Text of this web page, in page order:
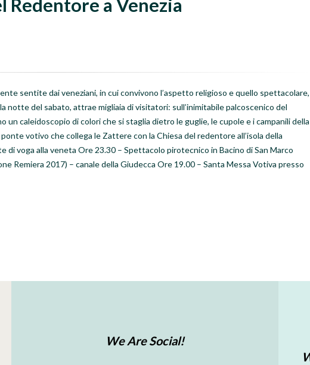
Redentore a Venezia
sentite dai veneziani, in cui convivono l’aspetto religioso e quello spettacolare,
notte del sabato, attrae migliaia di visitatori: sull’inimitabile palcoscenico del
un caleidoscopio di colori che si staglia dietro le guglie, le cupole e i campanili della
votivo che collega le Zattere con la Chiesa del redentore all’isola della
di voga alla veneta Ore 23.30 – Spettacolo pirotecnico in Bacino di San Marco
Remiera 2017) – canale della Giudecca Ore 19.00 – Santa Messa Votiva presso
We Are Social!